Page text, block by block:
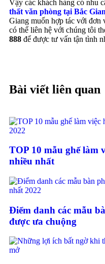
Vậy các khách hàng có nhu
thất văn phòng tại Bắc
Giang muốn hợp tác với đơn
có thể liên hệ với chúng tôi
888 để được tư vấn tận tình
Bài viết liên quan
TOP 10 mẫu ghế làm
nhiều nhất
Điểm danh các mẫu
được ưa chuộng